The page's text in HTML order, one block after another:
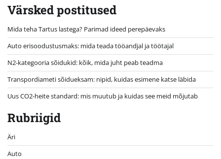
Värsked postitused
Mida teha Tartus lastega? Parimad ideed perepäevaks
Auto erisoodustusmaks: mida teada tööandjal ja töötajal
N2-kategooria sõidukid: kõik, mida juht peab teadma
Transpordiameti sõidueksam: nipid, kuidas esimene katse läbida
Uus CO2-heite standard: mis muutub ja kuidas see meid mõjutab
Rubriigid
Äri
Auto